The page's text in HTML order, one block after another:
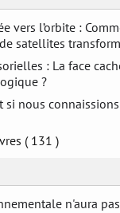
vers l’orbite :
satellites
: La face
?
si nous
( 131 )
n'aura